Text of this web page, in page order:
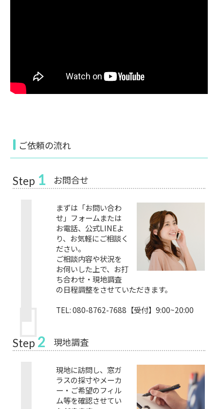
ご依頼の流れ
Step 1 お問合せ
まずは「お問い合わ
せ」フォームまたは
お電話、公式LINEよ
り、お気軽にご相談く
ださい。
ご相談内容や状況を
お伺いした上で、お打
ち合わせ・現地調査
の日程調整をさせていただきます。
TEL: 080-8762-7688【受付】9:00~20:00
Step 2 現地調査
現地に訪問し、窓ガ
ラスの採寸やメーカ
ー・ご希望のフィル
ム等を確認させてい